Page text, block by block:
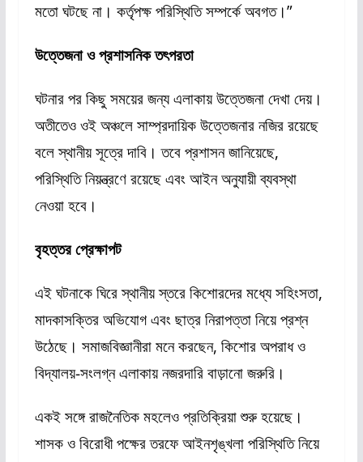
মতো ঘটছে না। কর্তৃপক্ষ পরিস্থিতি সম্পর্কে অবগত।”
উত্তেজনা ও প্রশাসনিক তৎপরতা
ঘটনার পর কিছু সময়ের জন্য এলাকায় উত্তেজনা দেখা দেয়।
অতীতেও ওই অঞ্চলে সাম্প্রদায়িক উত্তেজনার নজির রয়েছে
বলে স্থানীয় সূত্রে দাবি। তবে প্রশাসন জানিয়েছে,
পরিস্থিতি নিয়ন্ত্রণে রয়েছে এবং আইন অনুযায়ী ব্যবস্থা
নেওয়া হবে।
বৃহত্তর প্রেক্ষাপট
এই ঘটনাকে ঘিরে স্থানীয় স্তরে কিশোরদের মধ্যে সহিংসতা,
মাদকাসক্তির অভিযোগ এবং ছাত্র নিরাপত্তা নিয়ে প্রশ্ন
উঠেছে। সমাজবিজ্ঞানীরা মনে করছেন, কিশোর অপরাধ ও
বিদ্যালয়-সংলগ্ন এলাকায় নজরদারি বাড়ানো জরুরি।
একই সঙ্গে রাজনৈতিক মহলেও প্রতিক্রিয়া শুরু হয়েছে।
শাসক ও বিরোধী পক্ষের তরফে আইনশৃঙ্খলা পরিস্থিতি নিয়ে